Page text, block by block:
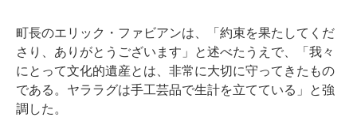
町長のエリック・ファビアンは、「約束を果たしてくだ
さり、ありがとうございます」と述べたうえで、「我々
にとって文化的遺産とは、非常に大切に守ってきたもの
である。ヤララグは手工芸品で生計を立てている」と強
調した。